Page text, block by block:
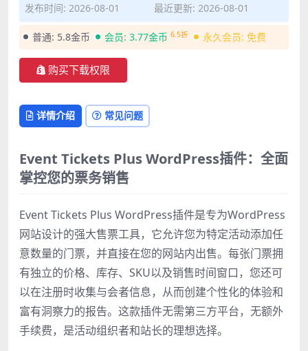
发布时间: 2026-08-01
最近更新: 2026-08-01
普通: 5.8金币 会员: 3.77金币 6.5折 永久会员: 免费
购买下载权限
详情介绍 常见问题
Event Tickets Plus WordPress插件：全面
掌控您的票务销售
Event Tickets Plus WordPress插件是专为WordPress
网站设计的强大售票工具，它允许您为特定活动添加任
意数量的门票，并直接在您的网站内出售。每张门票拥
有独立的价格、库存、SKU以及销售时间窗口，您还可
以在注册时收集与会者信息，从而创建个性化的体验和
富有洞察力的报告。这款插件无需第三方平台，无额外
手续费，是活动组织者和站长的理想选择。